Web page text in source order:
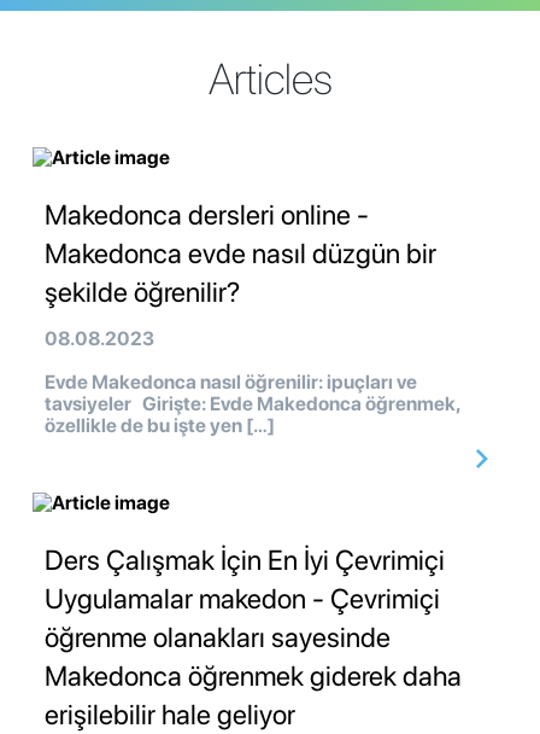
Articles
Makedonca dersleri online -
Makedonca evde nasıl düzgün bir
şekilde öğrenilir?
08.08.2023
Evde Makedonca nasıl öğrenilir: ipuçları ve
tavsiyeler Girişte: Evde Makedonca öğrenmek,
özellikle de bu işte yen […]
Ders Çalışmak İçin En İyi Çevrimiçi
Uygulamalar makedon - Çevrimiçi
öğrenme olanakları sayesinde
Makedonca öğrenmek giderek daha
erişilebilir hale geliyor